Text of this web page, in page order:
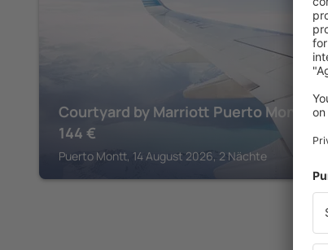
Courtyard by Marriott Puerto Montt
144 €
Puerto Montt, 14 August 2026, 2 Nächte